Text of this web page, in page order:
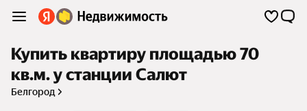
Купить квартиру площадью 70
кв.м. у станции Салют
Белгород